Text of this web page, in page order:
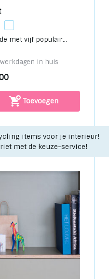
-
de met vijf populair...
in huis
Toevoegen
items voor je interieur!
met de keuze-service!